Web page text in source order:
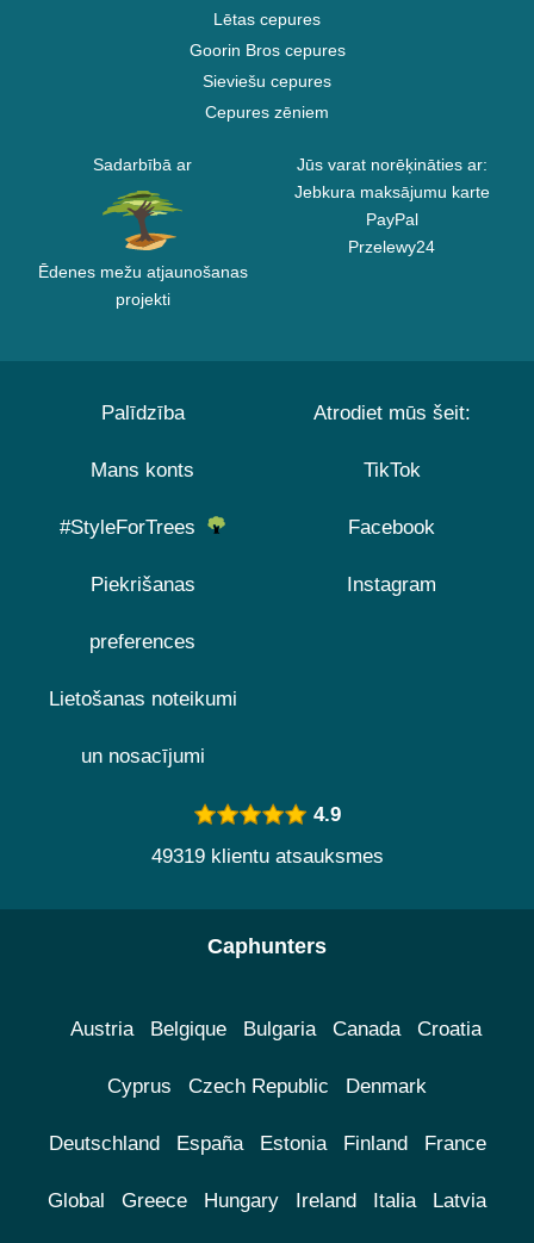
Lētas cepures
Goorin Bros cepures
Sieviešu cepures
Cepures zēniem
Sadarbībā ar
Ēdenes mežu atjaunošanas
projekti
Jūs varat norēķināties ar:
Jebkura maksājumu karte
PayPal
Przelewy24
Palīdzība
Mans konts
#StyleForTrees
Piekrišanas
preferences
Lietošanas noteikumi
un nosacījumi
Atrodiet mūs šeit:
TikTok
Facebook
Instagram
4.9
49319 klientu atsauksmes
Caphunters
Austria Belgique Bulgaria Canada Croatia
Cyprus Czech Republic Denmark
Deutschland España Estonia Finland France
Global Greece Hungary Ireland Italia Latvia